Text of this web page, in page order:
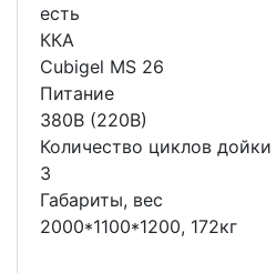
есть
ККА
Cubigel MS 26
Питание
380В (220В)
Количество циклов дойки
3
Габариты, вес
2000*1100*1200, 172кг